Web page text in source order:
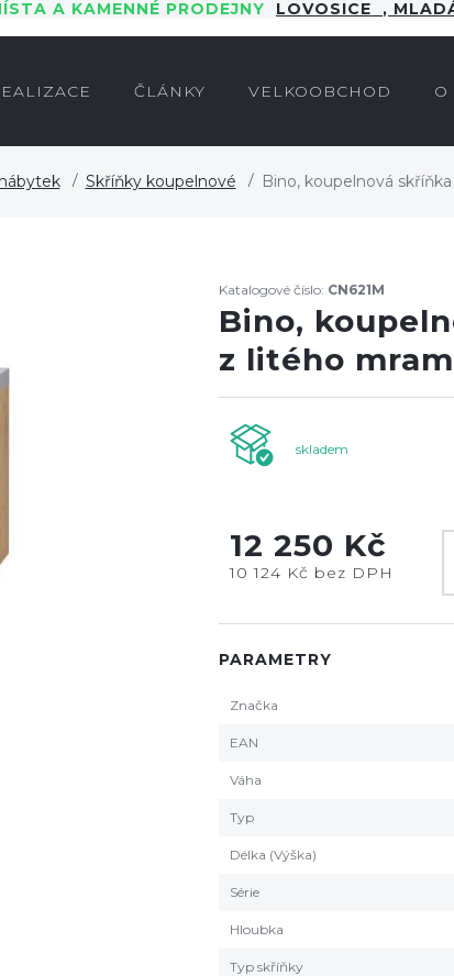
A KAMENNÉ PRODEJNY LOVOSICE ,
ČLÁNKY VELKOOBCHOD O
Skříňky koupelnové Bino, koupelnová
Katalogové číslo: CN621M
Bino,
z litého
skladem
12 250 Kč
10 124 Kč bez DPH
PARAMETRY
Značka
EAN
Váha
Typ
Délka (Výška)
Série
Hloubka
Typ skříňky